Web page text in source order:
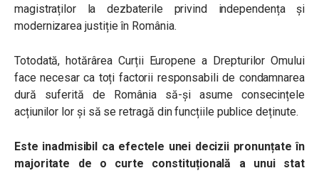
magistraților la dezbaterile privind independența și
modernizarea justiție în România.
Totodată, hotărârea Curții Europene a Drepturilor Omului
face necesar ca toți factorii responsabili de condamnarea
dură suferită de România să-și asume consecințele
acțiunilor lor și să se retragă din funcțiile publice deținute.
Este inadmisibil ca efectele unei decizii pronunțate în
majoritate de o curte constituțională a unui stat